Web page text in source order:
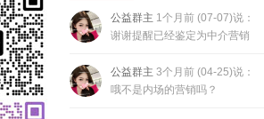
公益群主 1个月前 (07-07)说：
谢谢提醒已经鉴定为中介营销
公益群主 3个月前 (04-25)说：
哦不是内场的营销吗？